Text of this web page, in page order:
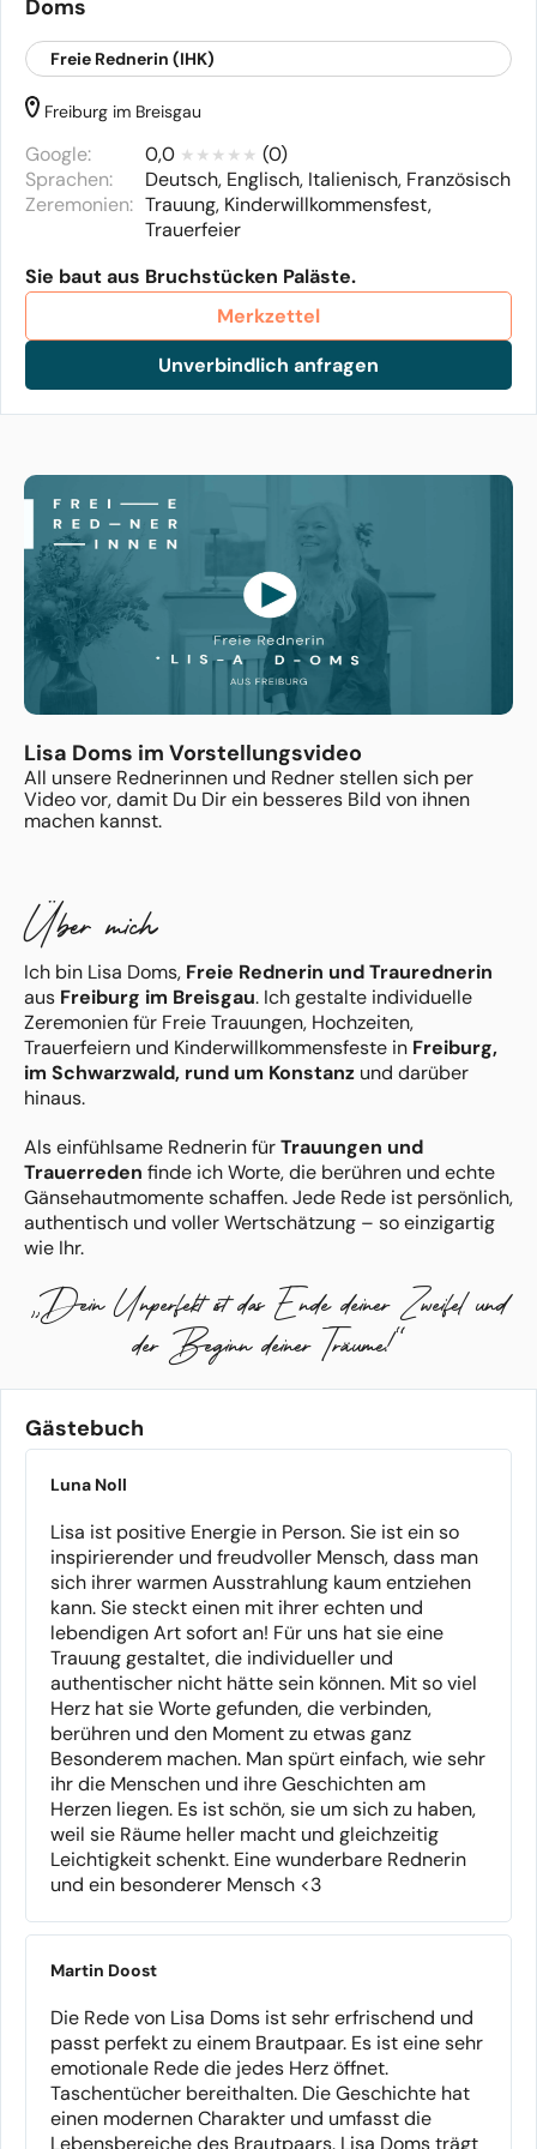
Doms
Freie Rednerin (IHK)
Freiburg im Breisgau
Google: 0,0
(0)
Sprachen:
Deutsch, Englisch, Italienisch, Französisch
Zeremonien: Trauung, Kinderwillkommensfest,
Trauerfeier
Sie baut aus Bruchstücken Paläste.
Merkzettel
Unverbindlich anfragen
Lisa Doms im Vorstellungsvideo
All unsere Rednerinnen und Redner stellen sich per
Video vor, damit Du Dir ein besseres Bild von ihnen
machen kannst.
Über mich
Ich bin Lisa Doms, Freie Rednerin und Traurednerin
aus Freiburg im Breisgau. Ich gestalte individuelle
Zeremonien für Freie Trauungen, Hochzeiten,
Trauerfeiern und Kinderwillkommensfeste in Freiburg,
im Schwarzwald, rund um Konstanz und darüber
hinaus.
Als einfühlsame Rednerin fürTrauungen und
Trauerreden finde ich Worte, die berühren und echte
Gänsehautmomente schaffen. Jede Rede ist persönlich,
authentisch und voller Wertschätzung – so einzigartig
wie Ihr.
Neben meiner Tätigkeit als Freie Rednerin leite
ich Retreats am Meer in Spanien und unterrichte
Bodega® – eine Mischung aus Yoga, Pilates, Workout
und Tanz. Auch hier geht es um Verbindung,
Lebendigkeit und das Wunder im echten Leben.
Ich stehe für „Stolpern erlaubt“ – unperfekt lebendig,
Wenn Ihr eine Freie Rednerin sucht, die Eure
Geschichte authentisch erzählt und Eure besonderen
Momente in Worte fasst, freue ich mich darauf, Euch
kennenzulernen. Es ist meine Herzensaufgabe.
„Dein Unperfekt ist das Ende deiner Zweifel und
der Beginn deiner Träume!“
Gästebuch
Luna Noll
Lisa ist positive Energie in Person. Sie ist ein so
inspirierender und freudvoller Mensch, dass man
sich ihrer warmen Ausstrahlung kaum entziehen
kann. Sie steckt einen mit ihrer echten und
lebendigen Art sofort an! Für uns hat sie eine
Trauung gestaltet, die individueller und
authentischer nicht hätte sein können. Mit so viel
Herz hat sie Worte gefunden, die verbinden,
berühren und den Moment zu etwas ganz
Besonderem machen. Man spürt einfach, wie sehr
ihr die Menschen und ihre Geschichten am
Herzen liegen. Es ist schön, sie um sich zu haben,
weil sie Räume heller macht und gleichzeitig
Leichtigkeit schenkt. Eine wunderbare Rednerin
und ein besonderer Mensch <3
Martin Doost
Die Rede von Lisa Doms ist sehr erfrischend und
passt perfekt zu einem Brautpaar. Es ist eine sehr
emotionale Rede die jedes Herz öffnet.
Taschentücher bereithalten. Die Geschichte hat
einen modernen Charakter und umfasst die
Lebensbereiche des Brautpaars. Lisa Doms trägt